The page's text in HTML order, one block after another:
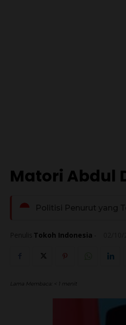
Matori Abdul
Politisi Penurut yang
Tokoh Indonesia
Lama Membaca: < 1 menit